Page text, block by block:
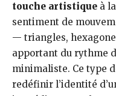
touche artistique à
sentiment de
— triangles,
apportant du rythme
minimaliste. Ce type
redéfinir l’identité